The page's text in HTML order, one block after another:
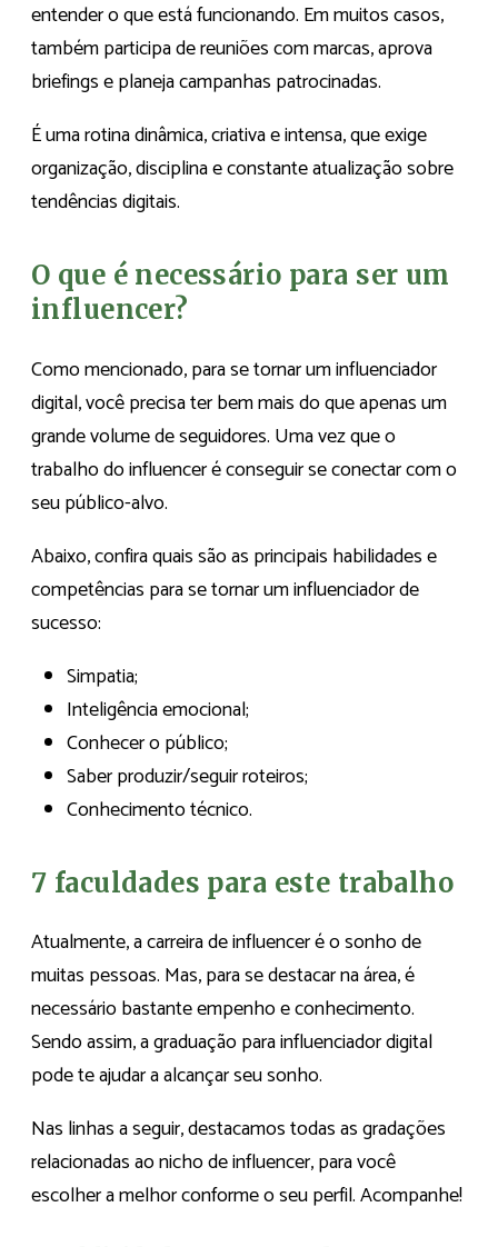
entender o que está funcionando. Em muitos casos,
também participa de reuniões com marcas, aprova
briefings e planeja campanhas patrocinadas.
É uma rotina dinâmica, criativa e intensa, que exige
organização, disciplina e constante atualização sobre
tendências digitais.
O que é necessário para ser um
influencer?
Como mencionado, para se tornar um influenciador
digital, você precisa ter bem mais do que apenas um
grande volume de seguidores. Uma vez que o
trabalho do influencer é conseguir se conectar com o
seu público-alvo.
Abaixo, confira quais são as principais habilidades e
competências para se tornar um influenciador de
sucesso:
Simpatia;
Inteligência emocional;
Conhecer o público;
Saber produzir/seguir roteiros;
Conhecimento técnico.
7 faculdades para este trabalho
Atualmente, a carreira de influencer é o sonho de
muitas pessoas. Mas, para se destacar na área, é
necessário bastante empenho e conhecimento.
Sendo assim, a graduação para influenciador digital
pode te ajudar a alcançar seu sonho.
Nas linhas a seguir, destacamos todas as gradações
relacionadas ao nicho de influencer, para você
escolher a melhor conforme o seu perfil. Acompanhe!